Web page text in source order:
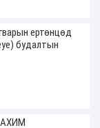
ертөнцөд
будалтын